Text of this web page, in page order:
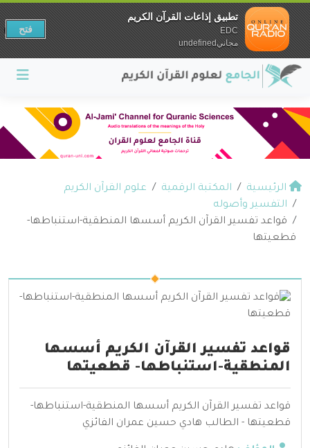
الرئيسية المكتبة الرقمية
علوم القرآن الكريم
التفسير وأصوله
قواعد تفسير القرآن الكريم أسسها المنطقية-استنباطها-
قطعيتها
قواعد تفسير القرآن الكريم أسسها
المنطقية-استنباطها- قطعيتها
قواعد تفسير القرآن الكريم أسسها المنطقية-استنباطها-
قطعيتها - الطالب هادي حسين عمران الفائزي
تطبيق إذاعات القرآن الكريم
EDC
مجانيundefined
فتح